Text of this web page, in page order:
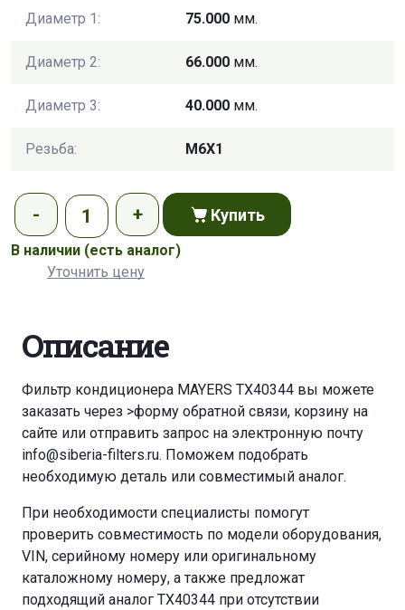
Диаметр 1: 75.000 мм.
Диаметр 2: 66.000 мм.
Диаметр 3: 40.000 мм.
Резьба: M6X1
Купить
В наличии (есть аналог)
Уточнить цену
Описание
Фильтр кондиционера MAYERS TX40344 вы можете
заказать через >форму обратной связи, корзину на
сайте или отправить запрос на электронную почту
info@siberia-filters.ru. Поможем подобрать
необходимую деталь или совместимый аналог.
При необходимости специалисты помогут
проверить совместимость по модели оборудования,
VIN, серийному номеру или оригинальному
каталожному номеру, а также предложат
подходящий аналог TX40344 при отсутствии